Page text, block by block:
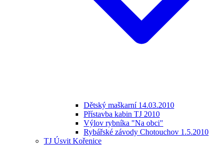
Dětský maškarní 14.03.2010
Přístavba kabin TJ 2010
Výlov rybníka "Na obci"
Rybářské závody Chotouchov 1.5.2010
TJ Úsvit Kořenice